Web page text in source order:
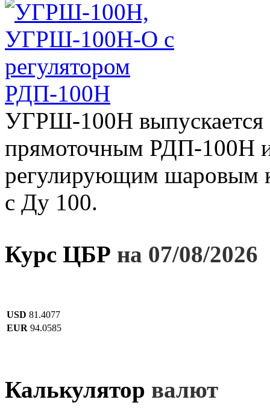
УГРШ-100Н выпускается
прямоточным РДП-100Н
регулирующим шаровым
с Ду 100.
Курс ЦБР на 07/08/2026
USD 81.4077
EUR 94.0585
Калькулятор валют